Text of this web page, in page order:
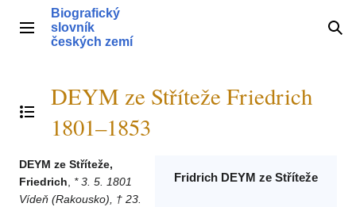
obsahHlavní menu
Biografický
slovník
českých zemí
Přepnout obsah
DEYM ze Stříteže Friedrich
1801–1853
Fridrich DEYM ze Stříteže
DEYM ze Stříteže,
Friedrich
* 3. 5. 1801
Vídeň (Rakousko), † 23.